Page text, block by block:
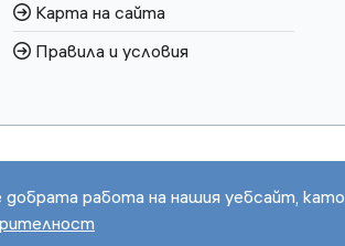
работа на нашия уебсайт,
Карта на сайта
Правила и условия